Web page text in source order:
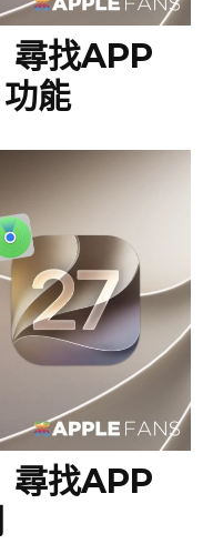
尋找APP
能
尋找APP